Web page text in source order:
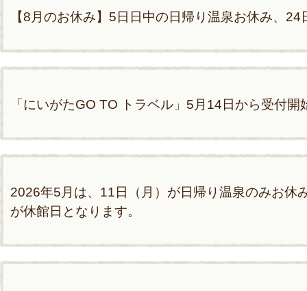
【8月のお休み】5日日中の日帰り温泉お休み、
「にいがたGO TO トラベル」5月14日から受付開
2026年5月は、11日（月）が日帰り温泉のみお休
が休館日となります。